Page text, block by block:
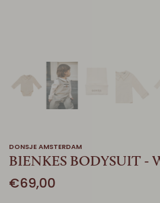
DONSJE AMSTERDAM
BIENKES BODYSUIT -
€69,00